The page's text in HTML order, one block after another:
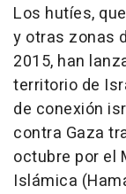
Los hutíes,
y otras zonas
2015, han
territorio de
de conexión
contra Gaza
octubre por el
Islámica